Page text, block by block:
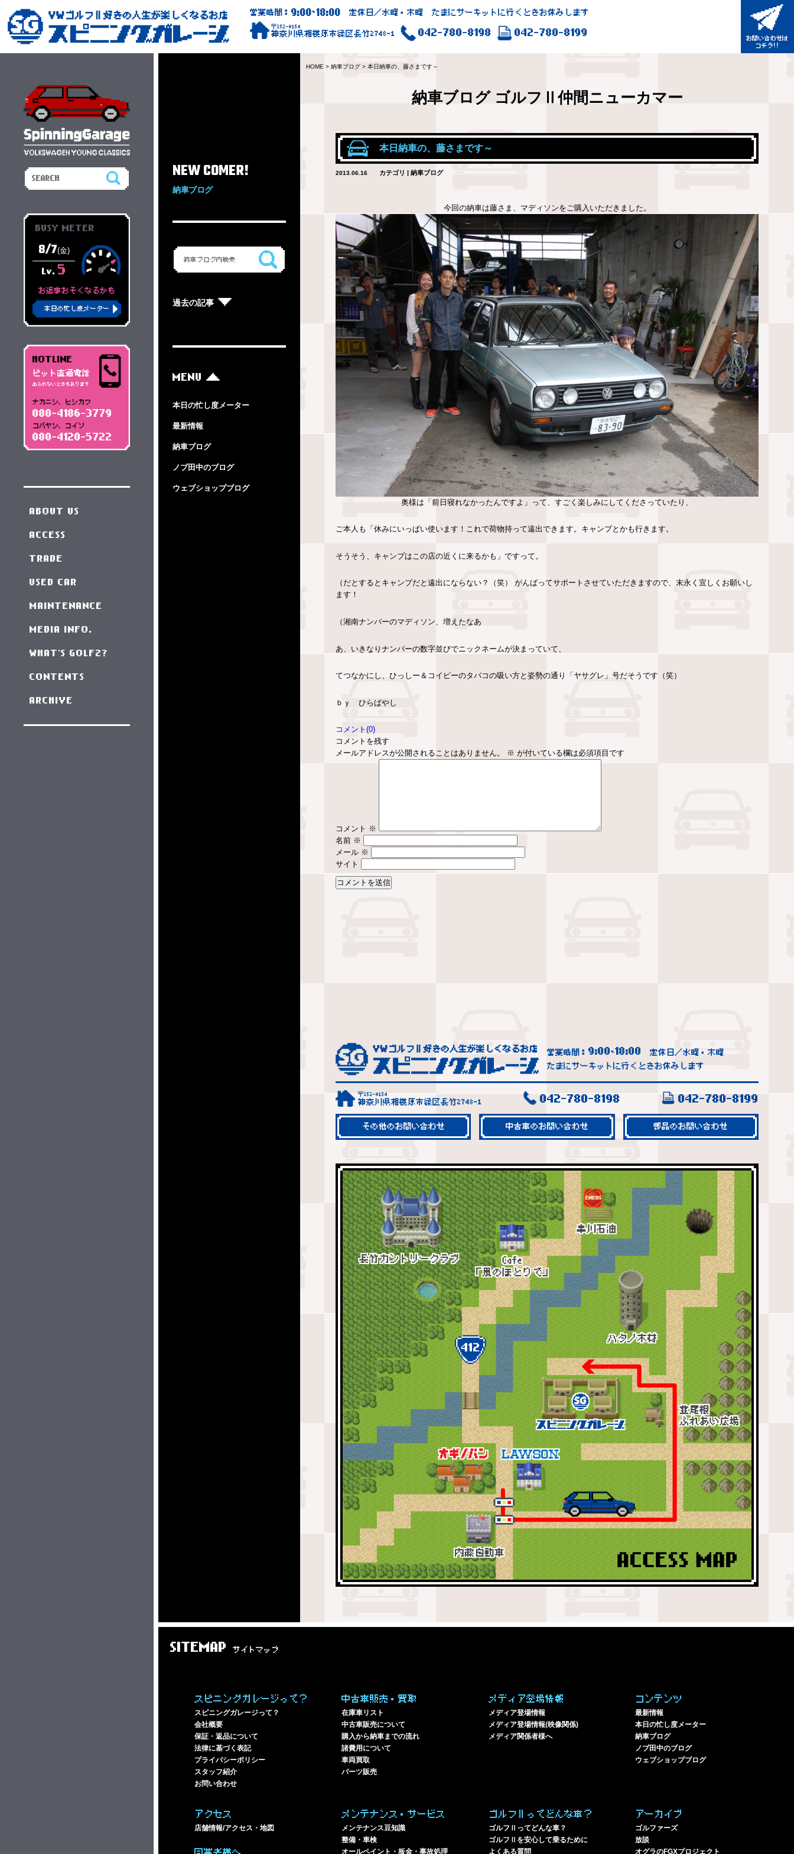
営業時間：9:00~18:00 定休日／水曜・木曜 たまにサーキットに行くときお休みします
〒252-0154
神奈川県相模原市緑区長竹2748-1 042-780-8198 042-780-8199
NEW COMER!
納車ブログ
過去の記事
MENU
本日の忙し度メーター
最新情報
納車ブログ
ノブ田中のブログ
ウェブショップブログ
HOME > 納車ブログ > 本日納車の、藤さまです～
納車ブログ ゴルフⅡ仲間ニューカマー
本日納車の、藤さまです～
2013.06.16 カテゴリ | 納車ブログ
今回の納車は藤さま、マディソンをご購入いただきました。
奥様は「前日寝れなかったんですよ」って、すごく楽しみにしてくださっていたり、
ご本人も「休みにいっぱい使います！これで荷物持って遠出できます。キャンプとかも行きます。
そうそう、キャンプはこの店の近くに来るかも」ですって。
（だとするとキャンプだと遠出にならない？（笑） がんばってサポートさせていただきますので、末永く宜しくお願いし
ます！
（湘南ナンバーのマディソン、増えたなあ
あ、いきなりナンバーの数字並びでニックネームが決まっていて、
てつなかにし、ひっしー＆コイピーのタバコの吸い方と姿勢の通り「ヤサグレ」号だそうです（笑）
ｂｙ ひらばやし
コメント(0)
コメントを残す
メールアドレスが公開されることはありません。
※ が付いている欄は必須項目です
コメント ※
名前 ※
メール ※
サイト
営業時間： 9:00~18:00
定休日／水曜・木曜
たまにサーキットに行くときお休みします
〒252-0154
神奈川県相模原市緑区長竹2748-1 042-780-8198 042-780-8199
その他のお問い合わせ 中古車のお問い合わせ 部品のお問い合わせ
SITEMAP サイトマップ
スピニングガレージって？
スピニングガレージって？
会社概要
保証・返品について
法律に基づく表記
プライバシーポリシー
スタッフ紹介
お問い合わせ
中古車販売・買取
在庫車リスト
中古車販売について
購入から納車までの流れ
諸費用について
車両買取
パーツ販売
メディア登場情報
メディア登場情報
メディア登場情報(映像関係)
メディア関係者様へ
コンテンツ
最新情報
本日の忙し度メーター
納車ブログ
ノブ田中のブログ
ウェブショップブログ
アクセス
店舗情報/アクセス・地図
メンテナンス・サービス
メンテナンス豆知識
整備・車検
オールペイント・板金・事故処理
ゴルフⅡってどんな車？
ゴルフⅡってどんな車？
ゴルフⅡを安心して乗るために
よくある質問
アーカイブ
ゴルファーズ
放談
オグラのFGXプロジェクト
BUSY METER
8/7(金)
Lv. 5
お返事おそくなるかも
本日の忙し度メーター
HOTLINE
ピット直通電話
出られないときもあります
ナカニシ、ヒシカワ
080-4186-3779
コバヤシ、コイソ
080-4120-5722
ABOUT US
ACCESS
TRADE
USED CAR
MAINTENANCE
MEDIA INFO.
WHAT'S GOLF2?
CONTENTS
ARCHIVE